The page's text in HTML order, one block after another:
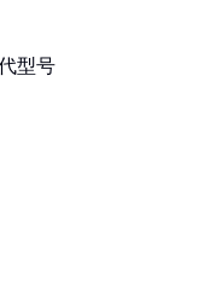
型号